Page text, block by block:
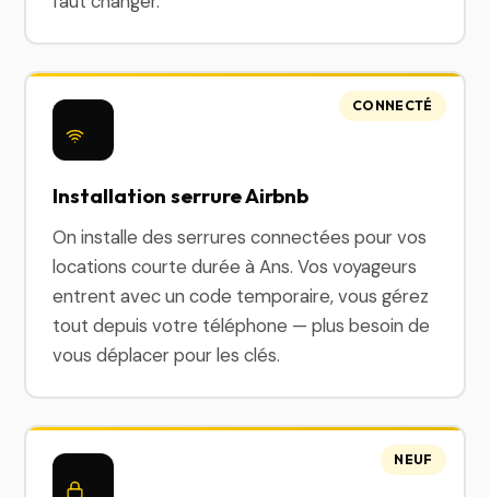
Installation serrure Airbnb
On installe des serrures connectées pour vos
locations courte durée à Ans. Vos voyageurs
entrent avec un code temporaire, vous gérez
tout depuis votre téléphone — plus besoin de
vous déplacer pour les clés.
CONNECTÉ
NEUF